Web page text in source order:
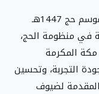
وأكدت الهيئة الملكية أن ما تحقق في موسم حج 1447هـ
في منظومة الحج،
المكرمة
التجربة، وتحسين
لضيوف